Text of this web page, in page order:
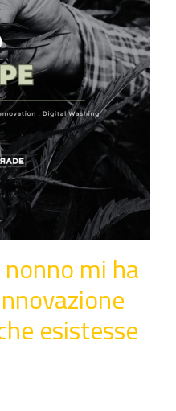
mi ha
esistesse